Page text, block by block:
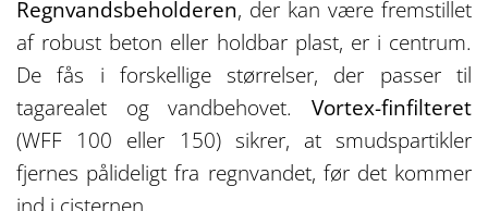
Regnvandsbeholderen, der kan være fremstillet
af robust beton eller holdbar plast, er i centrum.
De fås i forskellige størrelser, der passer til
tagarealet og vandbehovet. Vortex-finfilteret
(WFF 100 eller 150) sikrer, at smudspartikler
fjernes pålideligt fra regnvandet, før det kommer
ind i cisternen.